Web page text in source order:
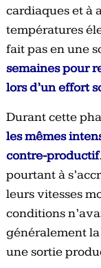
cardiaques et à
températures
fait pas en une
semaines pour
lors d’un effort
Durant cette
les mêmes
contre-productif
pourtant à
leurs vitesses
conditions
généralement
une sortie